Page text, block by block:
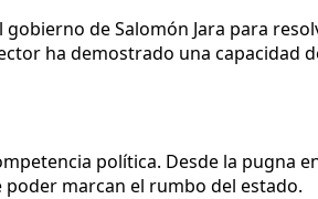
de Salomón Jara para
ha demostrado una
política. Desde la pugna
marcan el rumbo del estado.